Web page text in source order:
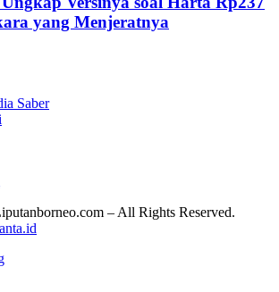
yang Menjeratnya
Saber
– All Rights Reserved.